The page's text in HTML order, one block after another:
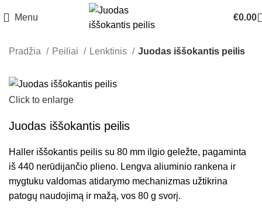
Menu €0.00
Pradžia Peiliai Lenktinis Juodas iššokantis peilis
Click to enlarge
Juodas iššokantis peilis
Haller iššokantis peilis su 80 mm ilgio geležte, pagaminta
iš 440 nerūdijančio plieno. Lengva aliuminio rankena ir
mygtuku valdomas atidarymo mechanizmas užtikrina
patogų naudojimą ir mažą, vos 80 g svorį.